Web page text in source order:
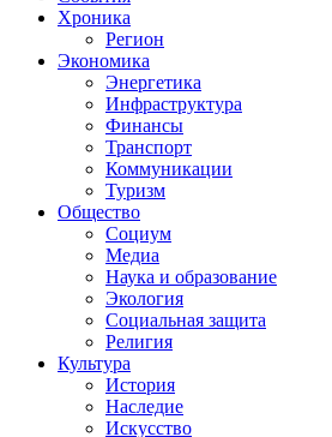
Хроника
Регион
Экономика
Энергетика
Инфраструктура
Финансы
Транспорт
Коммуникации
Туризм
Общество
Социум
Медиа
Наука и образование
Экология
Социальная защита
Религия
Культура
История
Наследие
Искусство